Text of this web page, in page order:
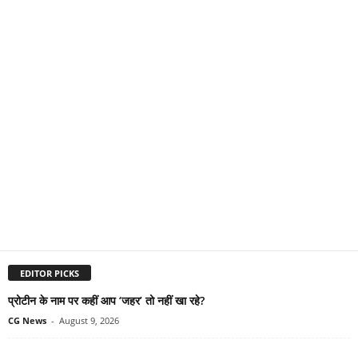
EDITOR PICKS
प्रोटीन के नाम पर कहीं आप ‘जहर’ तो नहीं खा रहे?
CG News - August 9, 2026